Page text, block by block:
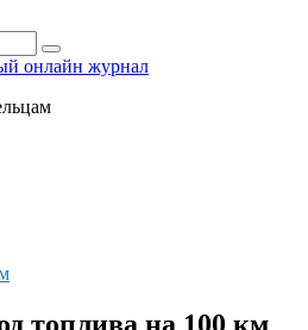
онлайн журнал